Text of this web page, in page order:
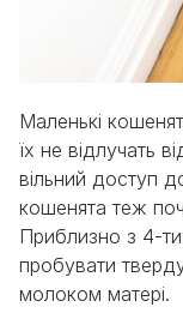
Маленькі
їх не відлучать
вільний доступ
кошенята теж
Приблизно з 4-
пробувати
молоком матері.